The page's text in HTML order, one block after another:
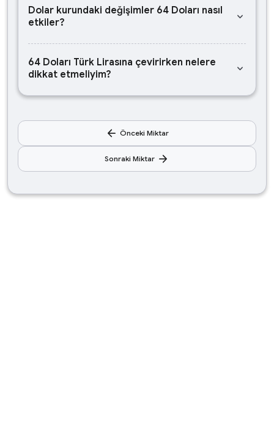
Dolar kurundaki değişimler 64 Doları nasıl
etkiler?
keyboard_arrow_down
64 Doları Türk Lirasına çevirirken nelere
dikkat etmeliyim?
keyboard_arrow_down
arrow_back Önceki Miktar
Sonraki Miktar arrow_forward